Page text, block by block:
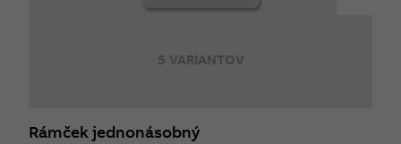
5 VARIANTOV
Rámček jednonásobný